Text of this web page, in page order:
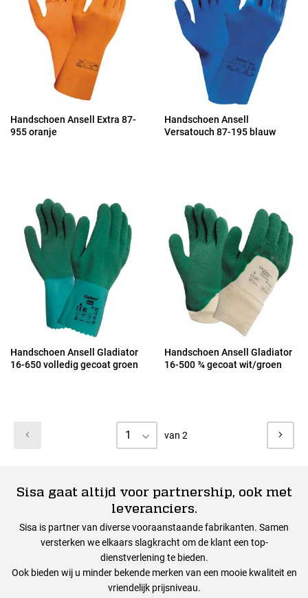
Handschoen Ansell Extra 87-
955 oranje
Handschoen Ansell
Versatouch 87-195 blauw
Handschoen Ansell Gladiator
16-650 volledig gecoat groen
Handschoen Ansell Gladiator
16-500 ¾ gecoat wit/groen
1 van 2
Sisa gaat altijd voor partnership, ook met
leveranciers.
Sisa is partner van diverse vooraanstaande fabrikanten. Samen
versterken we elkaars slagkracht om de klant een top-
dienstverlening te bieden.
Ook bieden wij u minder bekende merken van een mooie kwaliteit en
vriendelijk prijsniveau.